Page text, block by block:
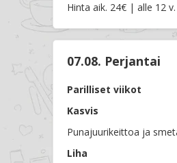
Hinta aik. 24€ | alle 12
07.08. Perjantai
Parilliset viikot
Kasvis
Punajuurikeittoa ja
Liha